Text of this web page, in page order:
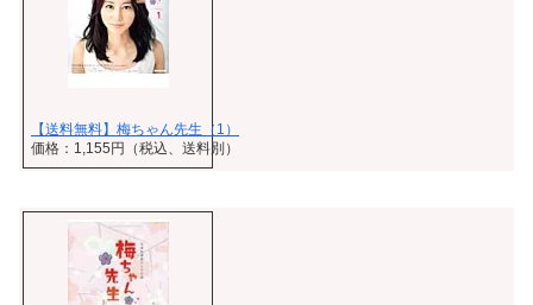
【送料無料】梅ちゃん先生（1）
価格：1,155円（税込、送料別）